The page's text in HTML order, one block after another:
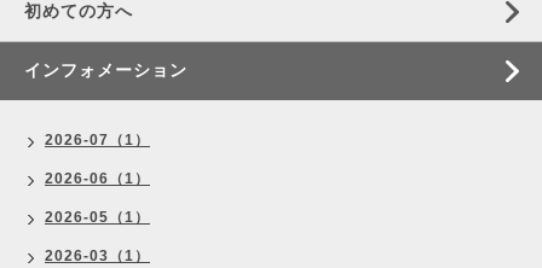
初めての方へ
インフォメーション
2026-07（1）
2026-06（1）
2026-05（1）
2026-03（1）